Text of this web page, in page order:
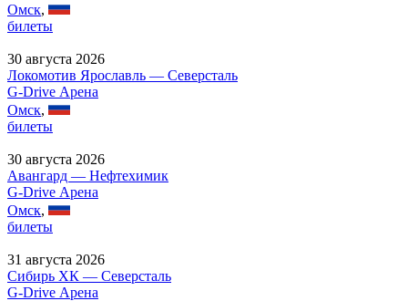
Омск,
билеты
30 августа 2026
Локомотив Ярославль — Северсталь
G-Drive Арена
Омск,
билеты
30 августа 2026
Авангард — Нефтехимик
G-Drive Арена
Омск,
билеты
31 августа 2026
Сибирь ХК — Северсталь
G-Drive Арена